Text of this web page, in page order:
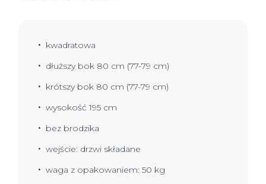
kwadratowa
dłuższy bok 80 cm (77-79 cm)
krótszy bok 80 cm (77-79 cm)
wysokość 195 cm
bez brodzika
wejście: drzwi składane
waga z opakowaniem: 50 kg